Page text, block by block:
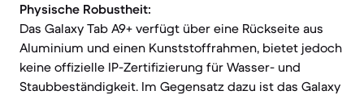
Physische Robustheit:
Das Galaxy Tab A9+ verfügt über eine Rückseite aus
Aluminium und einen Kunststoffrahmen, bietet jedoch
keine offizielle IP-Zertifizierung für Wasser- und
Staubbeständigkeit. Im Gegensatz dazu ist das Galaxy